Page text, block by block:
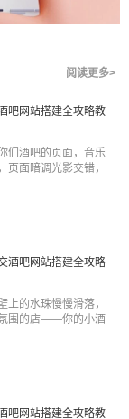
阅读更多>
吧网站搭建全攻略教
们酒吧的页面，音乐
页面暗调光影交错，
酒吧网站搭建全攻略
上的水珠慢慢滑落，
围的店——你的小酒
吧网站搭建全攻略教